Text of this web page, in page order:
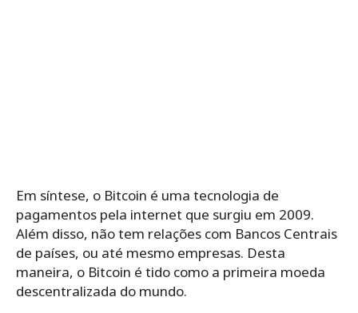
Em síntese, o Bitcoin é uma tecnologia de
pagamentos pela internet que surgiu em 2009.
Além disso, não tem relações com Bancos Centrais
de países, ou até mesmo empresas. Desta
maneira, o Bitcoin é tido como a primeira moeda
descentralizada do mundo.